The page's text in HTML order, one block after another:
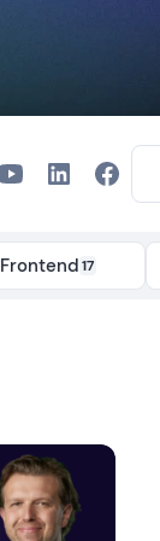
Frontend17